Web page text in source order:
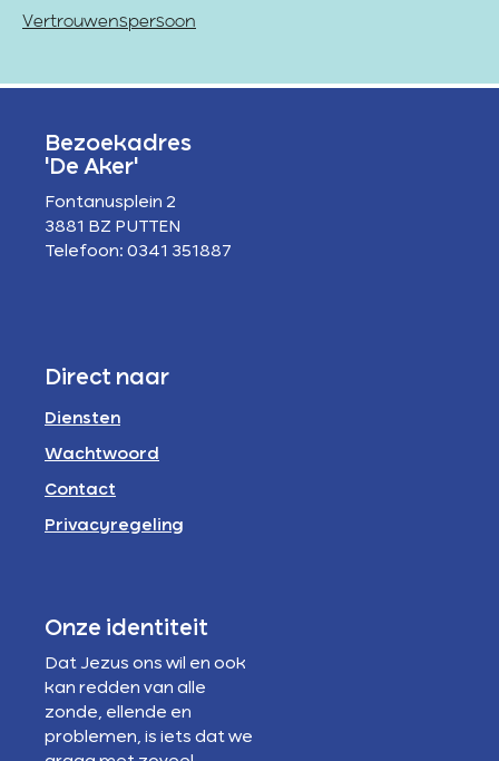
Vertrouwenspersoon
Bezoekadres
'De Aker'
Fontanusplein 2
3881 BZ PUTTEN
Telefoon: 0341 351887
Direct naar
Diensten
Wachtwoord
Contact
Privacyregeling
Onze identiteit
Dat Jezus ons wil en ook
kan redden van alle
zonde, ellende en
problemen, is iets dat we